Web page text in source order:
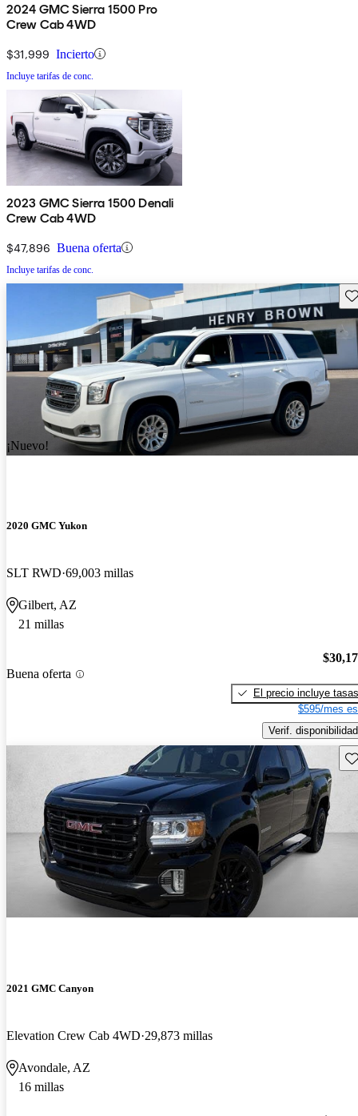
2024 GMC Sierra 1500 Pro
Crew Cab 4WD
$31,999 Incierto
Incluye tarifas de conc.
2023 GMC Sierra 1500 Denali
Crew Cab 4WD
$47,896 Buena oferta
Incluye tarifas de conc.
¡Nuevo!
2020 GMC Yukon
SLT RWD 69,003 millas
Gilbert, AZ
21 millas
Buena oferta
El precio incluye tasas
$595/mes
Verif. disponibilidad
2021 GMC Canyon
Elevation Crew Cab 4WD 29,873 millas
Avondale, AZ
16 millas